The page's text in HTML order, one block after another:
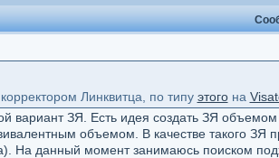
Линквитца, по типу этогона
вариант ЗЯ. Есть идея создать ЗЯ
объемом. В качестве такого
На данный момент занимаюсь поиском